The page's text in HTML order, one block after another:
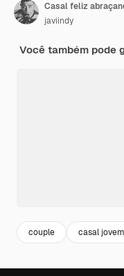
javiindy
Você também pode
couple casal jovem